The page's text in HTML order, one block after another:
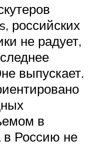
российских
не радует,
выпускает.
в
в Россию не